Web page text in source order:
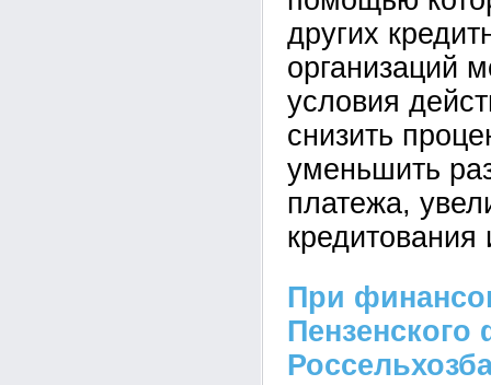
других
организаций
условия
снизить
уменьшить
платежа,
кредитования
При
Пензенского